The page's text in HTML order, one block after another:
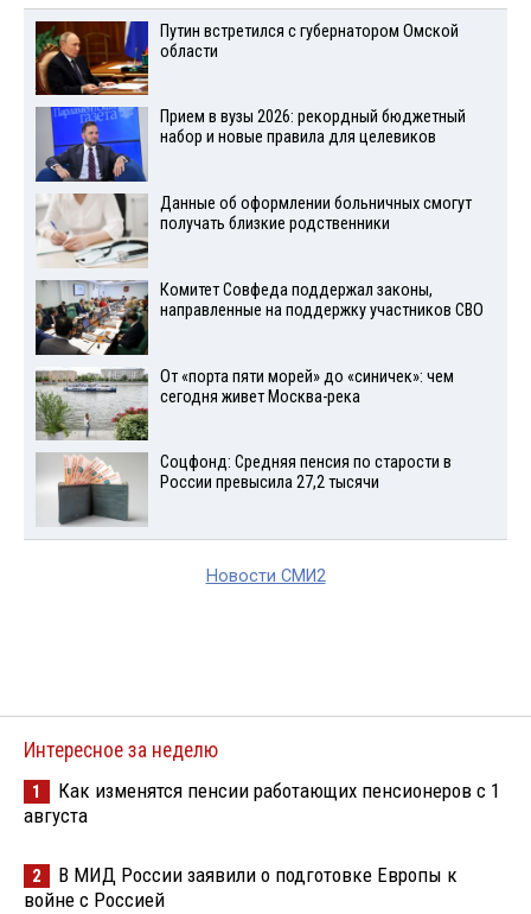
Путин встретился с губернатором Омской
области
Прием в вузы 2026: рекордный бюджетный
набор и новые правила для целевиков
Данные об оформлении больничных смогут
получать близкие родственники
Комитет Совфеда поддержал законы,
направленные на поддержку участников СВО
От «порта пяти морей» до «синичек»: чем
сегодня живет Москва-река
Соцфонд: Средняя пенсия по старости в
России превысила 27,2 тысячи
Новости СМИ2
Интересное за неделю
1
Как изменятся пенсии работающих пенсионеров с 1
августа
2
В МИД России заявили о подготовке Европы к
войне с Россией